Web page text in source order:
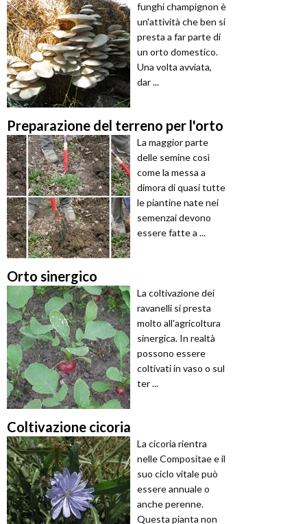
funghi champignon è
un'attività che ben si
presta a far parte di
un orto domestico.
Una volta avviata,
dar ...
Preparazione del terreno per l'orto
La maggior parte
delle semine così
come la messa a
dimora di quasi tutte
le piantine nate nei
semenzai devono
essere fatte a ...
Orto sinergico
La coltivazione dei
ravanelli si presta
molto all'agricoltura
sinergica. In realtà
possono essere
coltivati in vaso o sul
ter ...
Coltivazione cicoria
La cicoria rientra
nelle Compositae e il
suo ciclo vitale può
essere annuale o
anche perenne.
Questa pianta non